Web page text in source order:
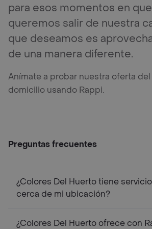
para esos momentos en
queremos salir de nuestra
que deseamos es
de una manera diferente.
Anímate a probar nuestra oferta
domicilio usando Rappi.
Preguntas frecuentes
¿Colores Del Huerto tiene
cerca de mi ubicación?
¿Colores Del Huerto ofrece con